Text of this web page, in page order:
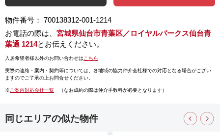
物件番号： 700138312-001-1214
お電話の際は、宮城県仙台市青葉区／ロイヤルパークス仙台青
葉通 1214とお伝えください。
入居希望者様以外のお問い合わせはこちら
実際の連絡・案内・契約等については、各地域の協力仲介会社様での対応となる場合がござい
ますのでご了承の上お問合せください。
※ご案内対応会社一覧 （なお成約の際は仲介手数料が必要となります）
同じエリアの似た物件